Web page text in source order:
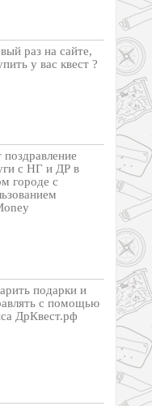
раз на сайте,
у вас квест ?
поздравление
с НГ и ДР в
городе с
подарки и
с помощью
ДрКвест.рф